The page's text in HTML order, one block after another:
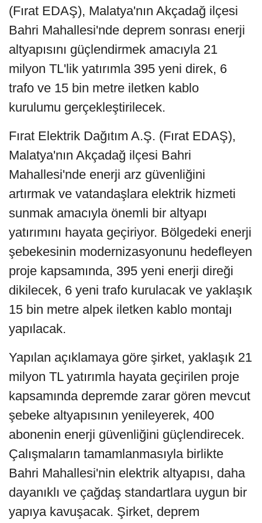
(Fırat EDAŞ), Malatya'nın Akçadağ ilçesi
Bahri Mahallesi'nde deprem sonrası enerji
altyapısını güçlendirmek amacıyla 21
milyon TL'lik yatırımla 395 yeni direk, 6
trafo ve 15 bin metre iletken kablo
kurulumu gerçekleştirilecek.
Fırat Elektrik Dağıtım A.Ş. (Fırat EDAŞ),
Malatya'nın Akçadağ ilçesi Bahri
Mahallesi'nde enerji arz güvenliğini
artırmak ve vatandaşlara elektrik hizmeti
sunmak amacıyla önemli bir altyapı
yatırımını hayata geçiriyor. Bölgedeki enerji
şebekesinin modernizasyonunu hedefleyen
proje kapsamında, 395 yeni enerji direği
dikilecek, 6 yeni trafo kurulacak ve yaklaşık
15 bin metre alpek iletken kablo montajı
yapılacak.
Yapılan açıklamaya göre şirket, yaklaşık 21
milyon TL yatırımla hayata geçirilen proje
kapsamında depremde zarar gören mevcut
şebeke altyapısının yenileyerek, 400
abonenin enerji güvenliğini güçlendirecek.
Çalışmaların tamamlanmasıyla birlikte
Bahri Mahallesi'nin elektrik altyapısı, daha
dayanıklı ve çağdaş standartlara uygun bir
yapıya kavuşacak. Şirket, deprem